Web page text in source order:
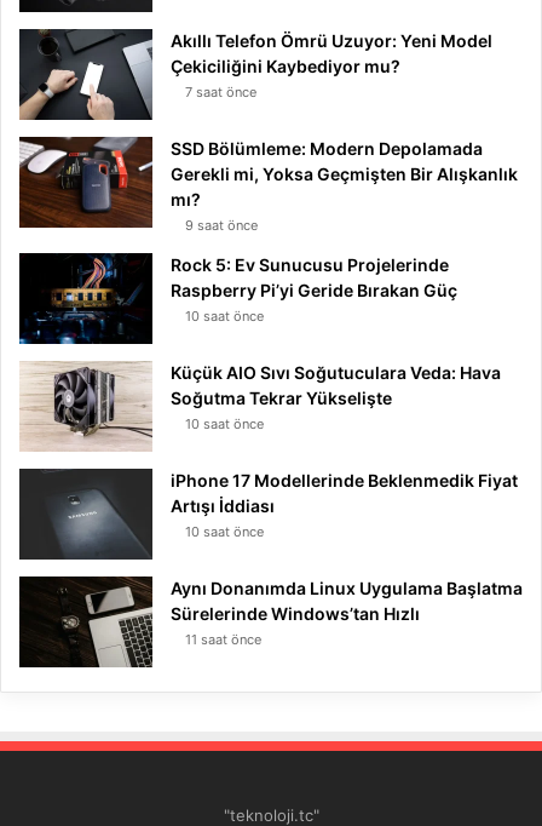
Akıllı Telefon Ömrü Uzuyor: Yeni Model
Çekiciliğini Kaybediyor mu?
7 saat önce
SSD Bölümleme: Modern Depolamada
Gerekli mi, Yoksa Geçmişten Bir Alışkanlık
mı?
9 saat önce
Rock 5: Ev Sunucusu Projelerinde
Raspberry Pi’yi Geride Bırakan Güç
10 saat önce
Küçük AIO Sıvı Soğutuculara Veda: Hava
Soğutma Tekrar Yükselişte
10 saat önce
iPhone 17 Modellerinde Beklenmedik Fiyat
Artışı İddiası
10 saat önce
Aynı Donanımda Linux Uygulama Başlatma
Sürelerinde Windows’tan Hızlı
11 saat önce
"teknoloji.tc"